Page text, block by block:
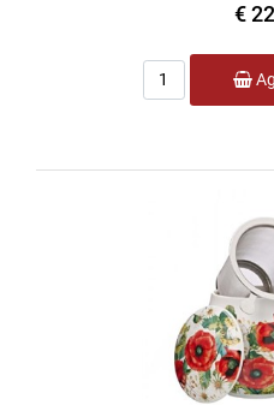
€
Quantità